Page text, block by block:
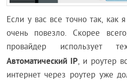
Если у вас все точно так, как
очень повезло. Скорее
провайдер использует
Автоматический IP, и роутер
интернет через роутер уже